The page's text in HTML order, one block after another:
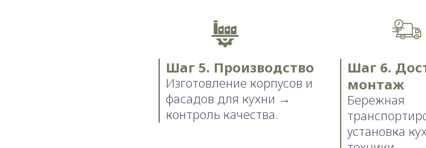
Шаг 5. Производство
Изготовление корпусов и
фасадов для кухни →
контроль качества.
Шаг 6.
монтаж
Бережная
установка